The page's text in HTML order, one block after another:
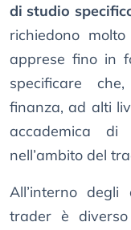
di studio
richiedono
apprese fino in
specificare
finanza, ad alti
accademica
nell’ambito del
All’interno
trader è